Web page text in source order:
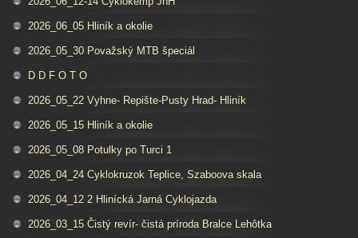
2026_06_05 Hliník a okolie
2026_05_30 Považský MTB špeciál
D D F O T O
2026_05_22 Vyhne- Repište-Pusty Hrad- Hliník
2026_05_15 Hliník a okolie
2026_05_08 Potulky po Turci 1
2026_04_24 Cyklokruzok Teplice, Szaboova skala
2026_04_12 2 Hlinícká Jarná Cyklojazda
2026_03_15 Čistý revír- čistá príroda Bralce Lehôtka